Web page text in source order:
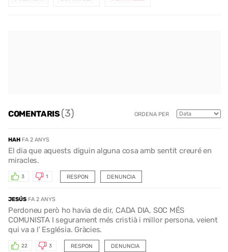
COMENTARIS(3) ORDENA PER
HAH FA 2 ANYS
El dia que aquests diguin alguna cosa amb sentit creuré en
miracles.
RESPON
3 1 DENUNCIA
JESÚS FA 2 ANYS
Perdoneu però ho havia de dir, CADA DIA, SOC MÉS
COMUNISTA I segurament més cristià i millor persona, veient
qui va a l' Església. Gràcies.
RESPON
22 3 DENUNCIA